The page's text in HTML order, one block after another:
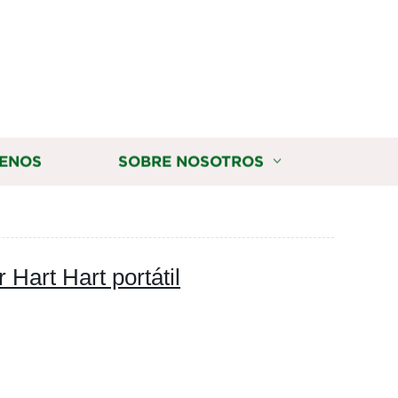
SOBRE NOSOTROS
Hart Hart portátil